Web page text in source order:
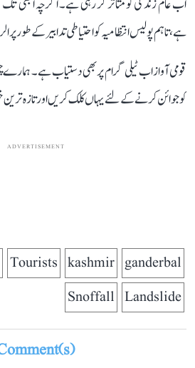
ہے، تاہم پولیس انتظامیہ کو احتیاطی تدابیر کے طور پر
قومی آواز اب ٹیلی گرام پر بھی دستیاب ہے۔
کو جوائن کرنے کے لئے یہاں کلک کریں اور تازہ
ADVERTISEMENT
ganderbal
kashmir
Tourists
Landslide
Snoffall